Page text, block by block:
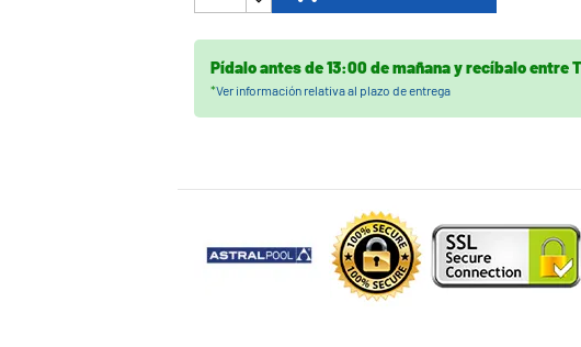
Pídalo antes de13:00 de mañanay recíbaloentre
*Ver información relativa al plazo de entrega